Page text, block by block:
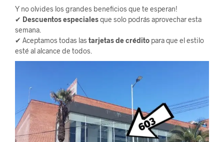
Y no olvides los grandes beneficios que te esperan!
✔ Descuentos especialesque solo podrás aprovechar esta
semana.
✔ Aceptamos todas las tarjetas de crédito para que el estilo
esté al alcance de todos.